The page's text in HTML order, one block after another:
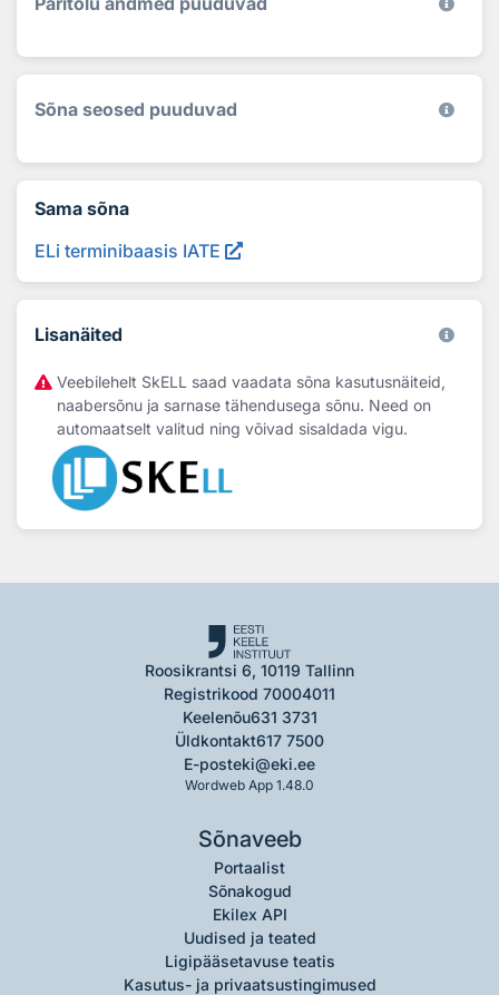
Sõna seosed puuduvad
Sama sõna
ELi terminibaasis IATE
Lisanäited
Veebilehelt SkELL saad vaadata sõna kasutusnäiteid,
naabersõnu ja sarnase tähendusega sõnu. Need on
automaatselt valitud ning võivad sisaldada vigu.
Roosikrantsi 6, 10119 Tallinn
Registrikood 70004011
Keelenõu631 3731
Üldkontakt617 7500
E-posteki@eki.ee
Wordweb App 1.48.0
Sõnaveeb
Portaalist
Sõnakogud
Ekilex API
Uudised ja teated
Ligipääsetavuse teatis
Kasutus- ja privaatsustingimused